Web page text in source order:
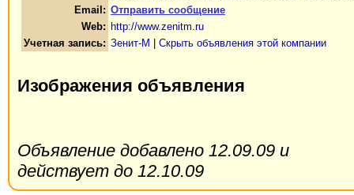
Email: Отправить сообщение
Web: http://www.zenitm.ru
Учетная запись: Зенит-М | Скрыть объявления этой компании
Изображения объявления
Объявление добавлено 12.09.09 и
действует до 12.10.09